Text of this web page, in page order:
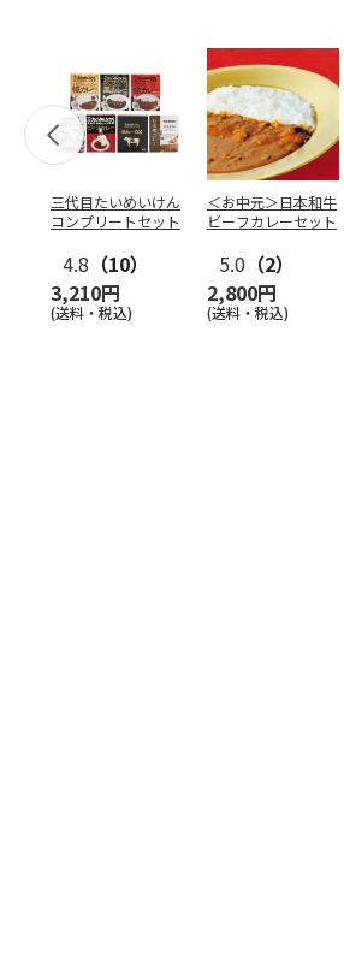
三代目たいめいけん
コンプリートセット
4.8 （10）
3,210円
(送料・税込)
＜お中元＞日本和牛
ビーフカレーセット
5.0 （2）
2,800円
(送料・税込)